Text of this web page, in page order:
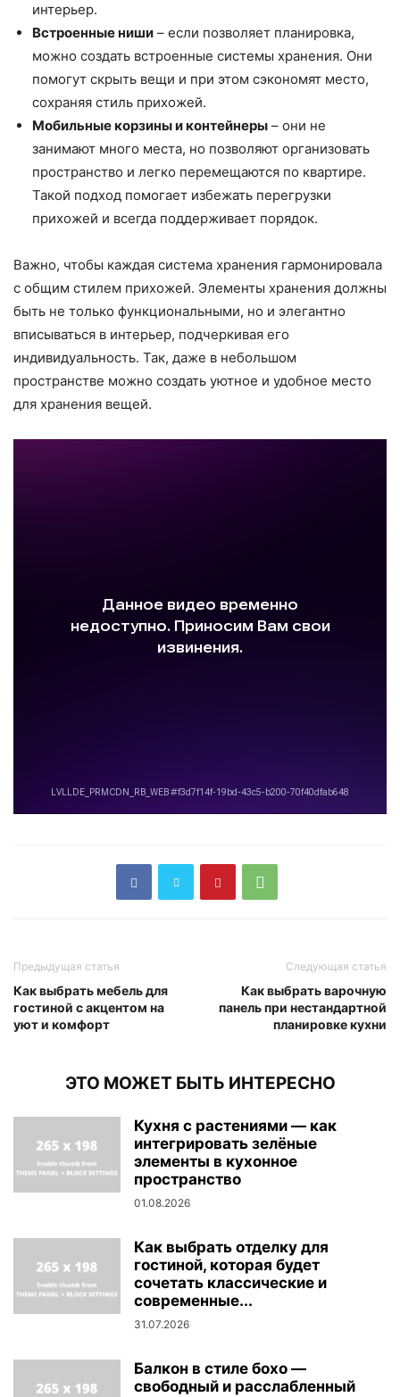
интерьер.
Встроенные ниши – если позволяет планировка,
можно создать встроенные системы хранения. Они
помогут скрыть вещи и при этом сэкономят место,
сохраняя стиль прихожей.
Мобильные корзины и контейнеры – они не
занимают много места, но позволяют организовать
пространство и легко перемещаются по квартире.
Такой подход помогает избежать перегрузки
прихожей и всегда поддерживает порядок.
Важно, чтобы каждая система хранения гармонировала
с общим стилем прихожей. Элементы хранения должны
быть не только функциональными, но и элегантно
вписываться в интерьер, подчеркивая его
индивидуальность. Так, даже в небольшом
пространстве можно создать уютное и удобное место
для хранения вещей.
Предыдущая статья
Как выбрать мебель для
гостиной с акцентом на
уют и комфорт
Следующая статья
Как выбрать варочную
панель при нестандартной
планировке кухни
ЭТО МОЖЕТ БЫТЬ ИНТЕРЕСНО
Кухня с растениями — как
интегрировать зелёные
элементы в кухонное
пространство
01.08.2026
Как выбрать отделку для
гостиной, которая будет
сочетать классические и
современные...
31.07.2026
Балкон в стиле бохо —
свободный и расслабленный